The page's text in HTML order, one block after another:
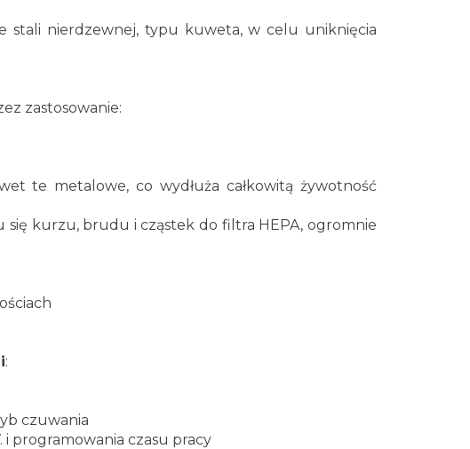
stali nierdzewnej, typu kuweta, w celu uniknięcia
zastosowanie:
te metalowe, co wydłuża całkowitą żywotność
się kurzu, brudu i cząstek do filtra HEPA, ogromnie
:
czuwania
i programowania czasu pracy